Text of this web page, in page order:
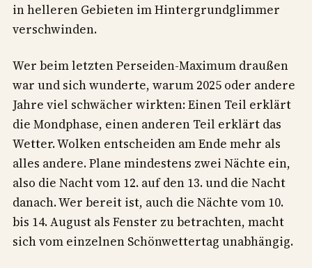
in helleren Gebieten im Hintergrundglimmer
verschwinden.
Wer beim letzten Perseiden-Maximum draußen
war und sich wunderte, warum 2025 oder andere
Jahre viel schwächer wirkten: Einen Teil erklärt
die Mondphase, einen anderen Teil erklärt das
Wetter. Wolken entscheiden am Ende mehr als
alles andere. Plane mindestens zwei Nächte ein,
also die Nacht vom 12. auf den 13. und die Nacht
danach. Wer bereit ist, auch die Nächte vom 10.
bis 14. August als Fenster zu betrachten, macht
sich vom einzelnen Schönwettertag unabhängig.